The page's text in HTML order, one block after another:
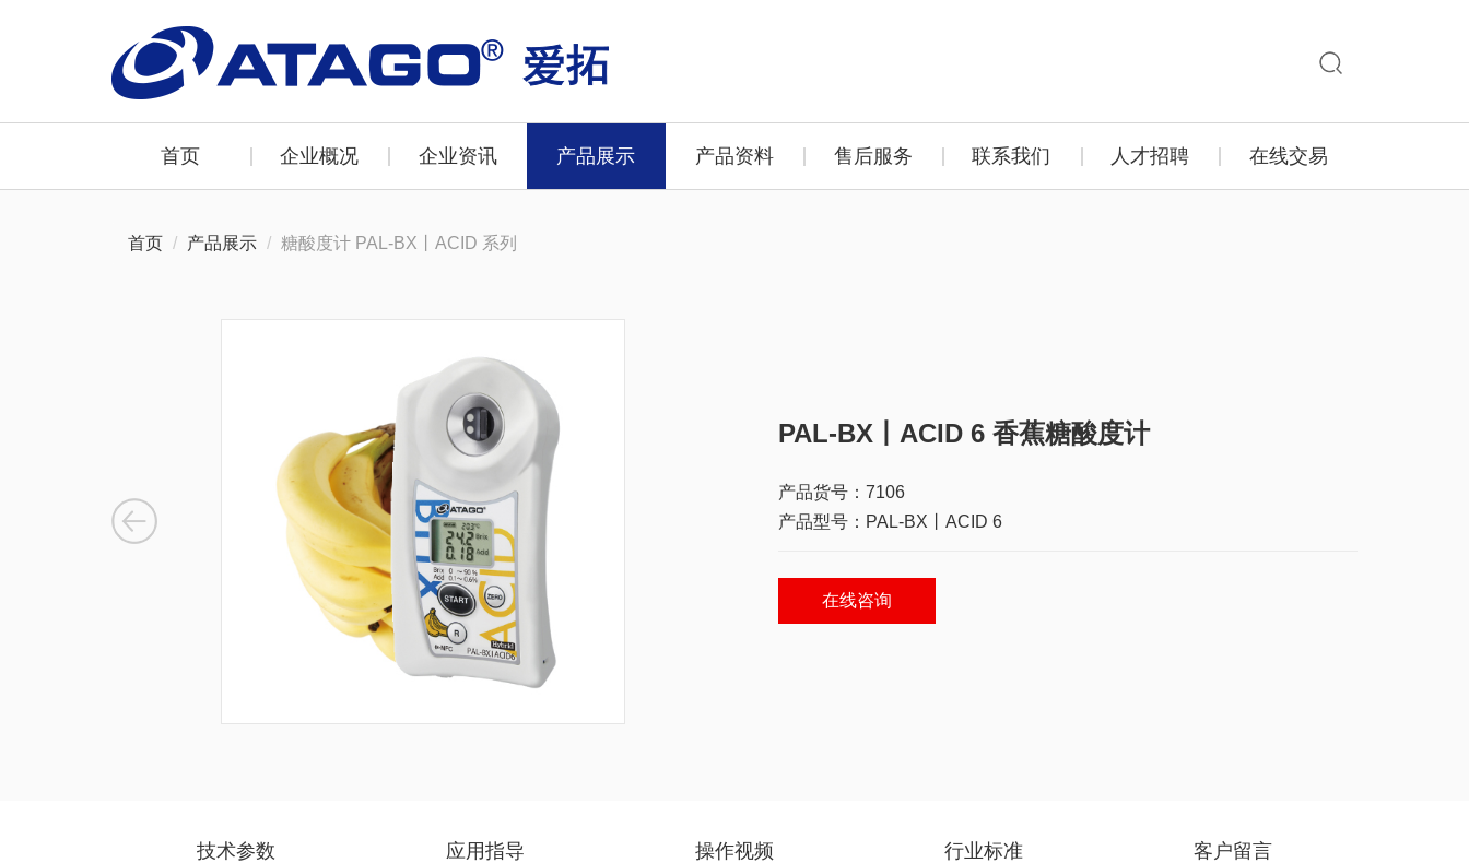
首页 企业概况 企业资讯 产品展示 产品资料 售后服务 联系我们 人才招聘 在线交易
首页 产品展示 糖酸度计 PAL-BX丨ACID 系列
PAL-BX丨ACID 6 香蕉糖酸度计
产品货号：7106
产品型号：PAL-BX丨ACID 6
在线咨询
技术参数 应用指导 操作视频 行业标准 客户留言